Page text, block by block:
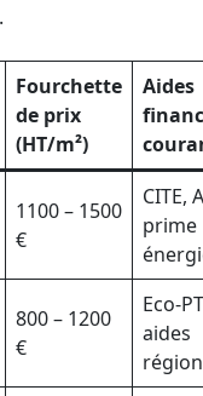
Fourchette
de prix
(HT/m²)
Aides
1100 – 1500
€
CITE,
prime
800 – 1200
€
Eco-
aides